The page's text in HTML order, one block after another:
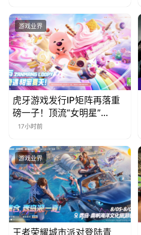
游戏业界
虎牙游戏发行IP矩阵再落重
磅一子！顶流“女明星”
ZANMANG LOOPY 正版3D
曝光
17小时前
游戏业界
王者荣耀城市派对登陆青